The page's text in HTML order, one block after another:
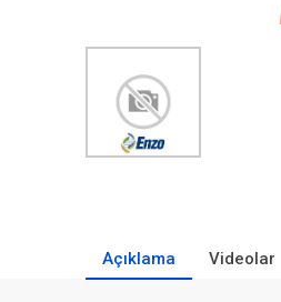
Açıklama Videolar